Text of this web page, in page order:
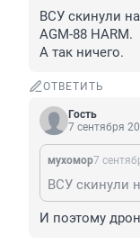
ВСУ скинули
AGM-88 HARM.
А так ничего.
ОТВЕТИТЬ
Гость
7 сентября
мухомор7
И поэтому